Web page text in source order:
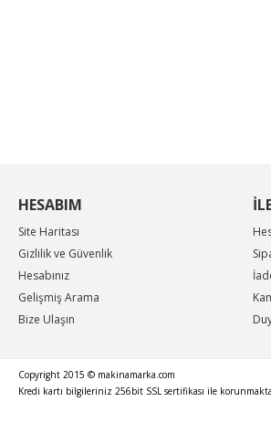
HESABIM
Site Haritası
Gizlilik ve Güvenlik
Hesabınız
Gelişmiş Arama
Bize Ulaşın
Copyright 2015 © makinamarka.com
Kredi kartı bilgileriniz 256bit SSL sertifikası ile